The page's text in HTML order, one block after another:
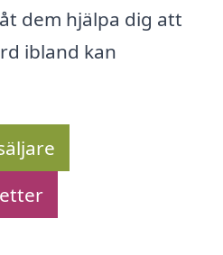
dem hjälpa dig att
ibland kan